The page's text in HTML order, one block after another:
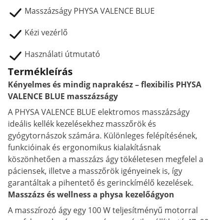
Masszázságy PHYSA VALENCE BLUE
Kézi vezérlő
Használati útmutató
Termékleírás
Kényelmes és mindig naprakész – flexibilis PHYSA
VALENCE BLUE masszázságy
A PHYSA VALENCE BLUE elektromos masszázságy
ideális kellék kezelésekhez masszőrök és
gyógytornászok számára. Különleges felépítésének,
funkcióinak és ergonomikus kialakításnak
köszönhetően a masszázs ágy tökéletesen megfelel a
páciensek, illetve a masszőrök igényeinek is, így
garantáltak a pihentető és gerinckímélő kezelések.
Masszázs és wellness a physa kezelőágyon
A masszírozó ágy egy 100 W teljesítményű motorral